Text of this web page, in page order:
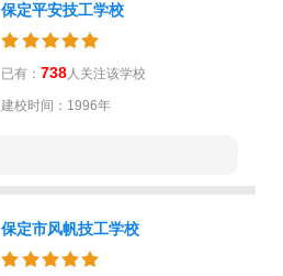
保定平安技工学校
已有： 738人关注该学校
建校时间：1996年
保定市风帆技工学校